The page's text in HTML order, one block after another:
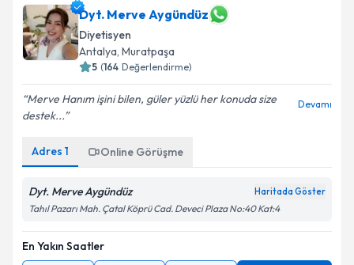
Dyt. Merve Aygündüz
Diyetisyen
Antalya, Muratpaşa
5 (164 Değerlendirme)
Merve Hanım işini bilen, güler yüzlü her konuda size
destek...
Devamı
Adres 1 Online Görüşme
Dyt. Merve Aygündüz Haritada Göster
Tahıl Pazarı Mah. Çatal Köprü Cad. Deveci Plaza No:40 Kat:4
En Yakın Saatler